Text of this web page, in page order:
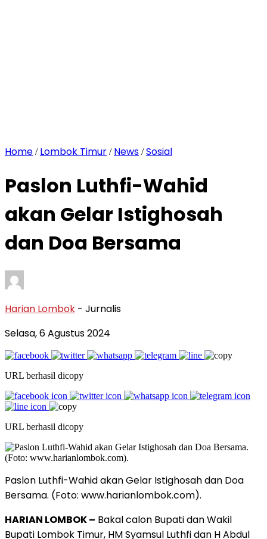
Home / Lombok Timur / News /Sosial
Paslon Luthfi-Wahid
akan Gelar Istighosah
dan Doa Bersama
Harian Lombok - Jurnalis
Selasa, 6 Agustus 2024
URL berhasil dicopy
URL berhasil dicopy
Paslon Luthfi-Wahid akan Gelar Istighosah dan Doa
Bersama. (Foto: www.harianlombok.com).
HARIAN LOMBOK – Bakal calon Bupati dan Wakil
Bupati Lombok Timur, HM Syamsul Luthfi dan H Abdul